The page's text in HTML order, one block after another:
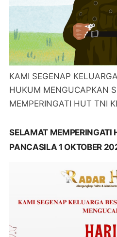
KAMI SEGENAP
HUKUM MENGUCAPKAN
MEMPERINGATI HUT TNI
SELAMAT MEMPERINGATI
PANCASILA 1 OKTOBER